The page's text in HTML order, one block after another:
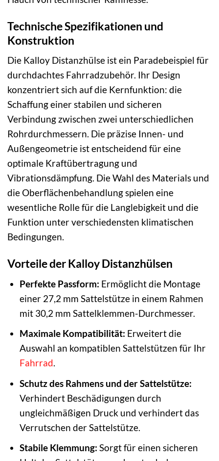
Technische Spezifikationen und
Konstruktion
Die Kalloy Distanzhülse ist ein Paradebeispiel für
durchdachtes Fahrradzubehör. Ihr Design
konzentriert sich auf die Kernfunktion: die
Schaffung einer stabilen und sicheren
Verbindung zwischen zwei unterschiedlichen
Rohrdurchmessern. Die präzise Innen- und
Außengeometrie ist entscheidend für eine
optimale Kraftübertragung und
Vibrationsdämpfung. Die Wahl des Materials und
die Oberflächenbehandlung spielen eine
wesentliche Rolle für die Langlebigkeit und die
Funktion unter verschiedensten klimatischen
Bedingungen.
Vorteile der Kalloy Distanzhülsen
Perfekte Passform: Ermöglicht die Montage
einer 27,2 mm Sattelstütze in einem Rahmen
mit 30,2 mm Sattelklemmen-Durchmesser.
Maximale Kompatibilität: Erweitert die
Auswahl an kompatiblen Sattelstützen für Ihr
Fahrrad.
Schutz des Rahmens und der Sattelstütze:
Verhindert Beschädigungen durch
ungleichmäßigen Druck und verhindert das
Verrutschen der Sattelstütze.
Stabile Klemmung: Sorgt für einen sicheren